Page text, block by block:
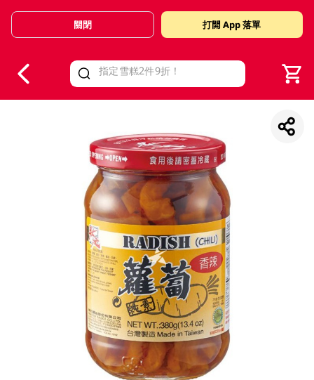
Valid Until 30 June 2026
關閉 打開 App 落單